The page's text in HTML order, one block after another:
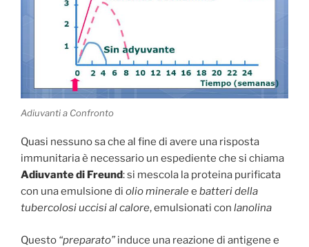
Adiuvanti a Confronto
Quasi nessuno sa che al fine di avere una risposta
immunitaria è necessario un espediente che si chiama
Adiuvante di Freund: si mescola la proteina purificata
con una emulsione di olio mineralee batteri della
tubercolosi uccisi al calore, emulsionati con lanolina
Questo “preparato” induce una reazione di antigene e